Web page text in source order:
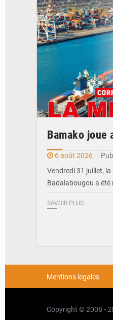
Bamako joue
6 août 2026
Vendredi 31 juillet,
Badalabougou a été
SAVOIR PLUS
Mentions legales
Copyright © 2008 -